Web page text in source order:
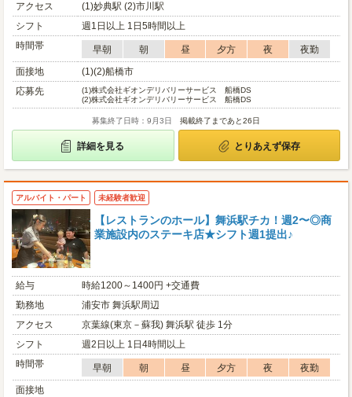
アクセス
(1)妙典駅 (2)市川駅
シフト
週1日以上 1日5時間以上
時間帯
早朝 朝 昼 夕方 夜
夜勤
面接地
(1)(2)船橋市
応募先
(1)株式会社ギオンデリバリーサービス 船橋DS
(2)株式会社ギオンデリバリーサービス 船橋DS
募集終了日時：9月3日 掲載終了まであと26日
詳細を見る とりあえず保存
アルバイト・パート 未経験者歓迎
【レストランのホール】舞浜駅チカ！週2〜◎商
業施設内のステーキ店★シフト週1提出♪
給与
時給1200～1400円 +交通費
勤務地
浦安市 舞浜駅周辺
アクセス
京葉線(東京－蘇我) 舞浜駅 徒歩 1分
シフト
週2日以上 1日4時間以上
時間帯
早朝 朝 昼 夕方 夜
夜勤
面接地